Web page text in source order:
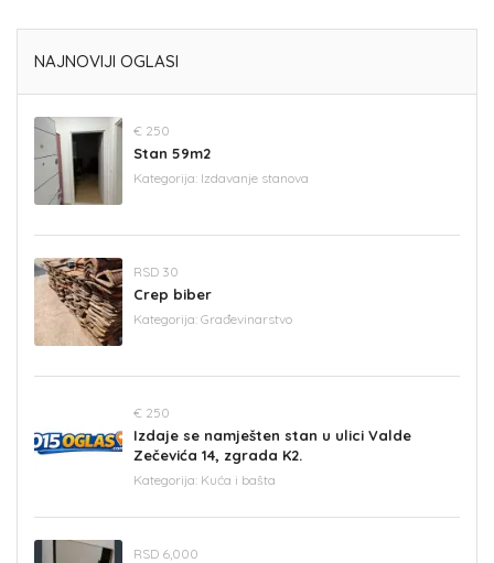
NAJNOVIJI OGLASI
€ 250
Stan 59m2
Kategorija: Izdavanje stanova
RSD 30
Crep biber
Kategorija: Građevinarstvo
€ 250
Izdaje se namješten stan u ulici Valde
Zečevića 14, zgrada K2.
Kategorija: Kuća i bašta
RSD 6,000